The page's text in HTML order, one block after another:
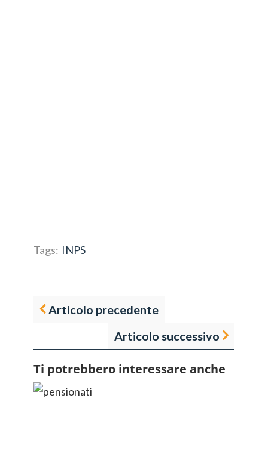
Tags: INPS
Articolo precedente
Articolo successivo
Ti potrebbero interessare anche